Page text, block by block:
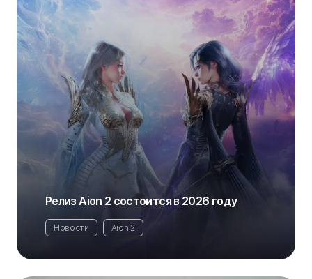
Релиз Aion 2 состоится в 2026 году
Новости Aion 2